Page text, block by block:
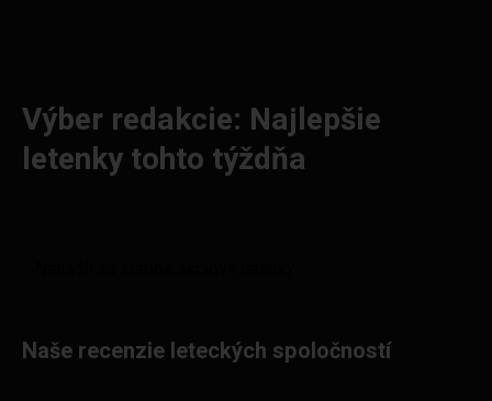
Výber redakcie: Najlepšie
letenky tohto týždňa
Naše recenzie leteckých spoločností